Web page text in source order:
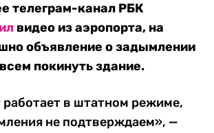
телеграм-канал РБК
видео из аэропорта, на
объявление о задымлении
покинуть здание.
в штатном режиме,
не подтверждаем», —